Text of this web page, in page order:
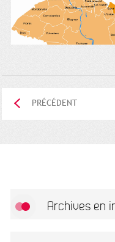
PRÉCÉDENT
Archives en